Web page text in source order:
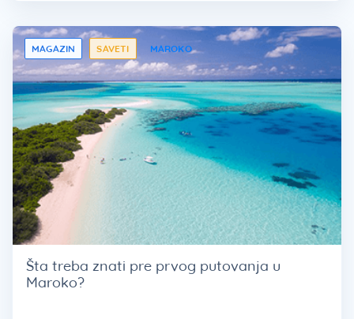
MAGAZIN SAVETI MAROKO
Šta treba znati pre prvog putovanja u
Maroko?